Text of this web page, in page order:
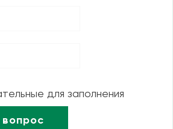
для заполнения